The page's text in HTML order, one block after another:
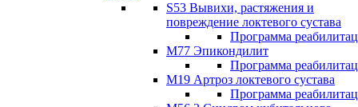
S53 Вывихи, растяжения и
повреждение локтевого сустава
Программа
М77 Эпикондилит
Программа
M19 Артроз локтевого сустава
Программа